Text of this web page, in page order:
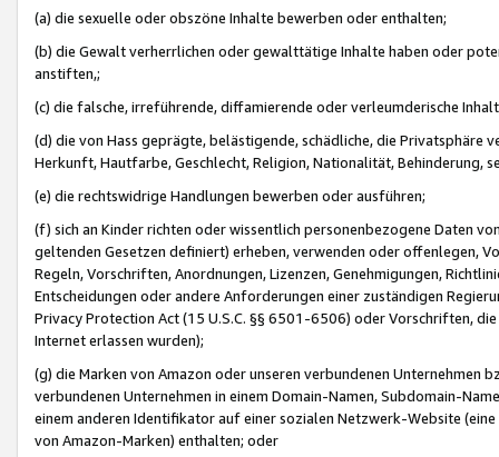
(a) die sexuelle oder obszöne Inhalte bewerben oder enthalten;
(b) die Gewalt verherrlichen oder gewalttätige Inhalte haben oder
anstiften,;
(c) die falsche, irreführende, diffamierende oder verleumderische
(d) die von Hass geprägte, belästigende, schädliche, die Privatsphäre
Herkunft, Hautfarbe, Geschlecht, Religion, Nationalität, Behinderung,
(e) die rechtswidrige Handlungen bewerben oder ausführen;
(f) sich an Kinder richten oder wissentlich personenbezogene Daten
geltenden Gesetzen definiert) erheben, verwenden oder offenlegen,
Regeln, Vorschriften, Anordnungen, Lizenzen, Genehmigungen,
Entscheidungen oder andere Anforderungen einer zuständigen
Privacy Protection Act (15 U.S.C. §§ 6501-6506) oder Vorschriften,
Internet erlassen wurden);
(g) die Marken von Amazon oder unseren verbundenen Unternehmen
verbundenen Unternehmen in einem Domain-Namen, Subdomain-
einem anderen Identifikator auf einer sozialen Netzwerk-Website
von Amazon-Marken) enthalten; oder